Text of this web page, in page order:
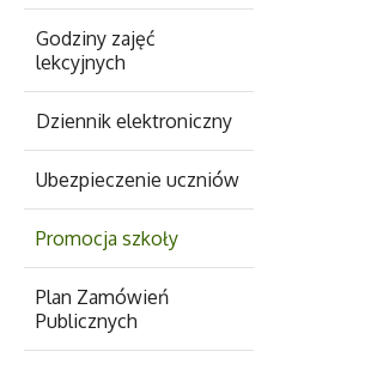
Godziny zajęć
lekcyjnych
Dziennik elektroniczny
Ubezpieczenie uczniów
Promocja szkoły
Plan Zamówień
Publicznych